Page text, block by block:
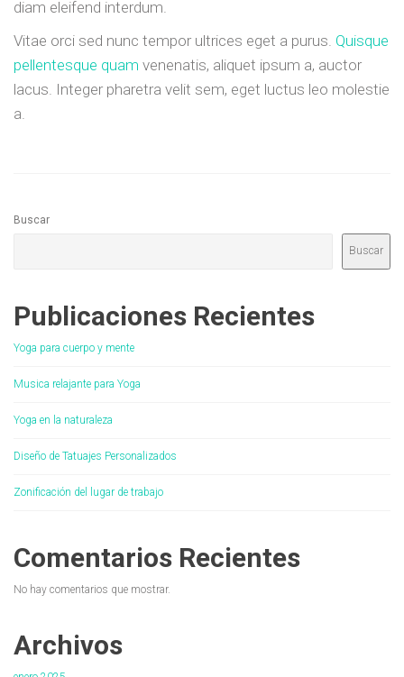
diam eleifend interdum.
Vitae orci sed nunc tempor ultrices eget a purus. Quisque
pellentesque quam venenatis, aliquet ipsum a, auctor
lacus. Integer pharetra velit sem, eget luctus leo molestie
a.
Buscar
Buscar
Publicaciones Recientes
Yoga para cuerpo y mente
Musica relajante para Yoga
Yoga en la naturaleza
Diseño de Tatuajes Personalizados
Zonificación del lugar de trabajo
Comentarios Recientes
No hay comentarios que mostrar.
Archivos